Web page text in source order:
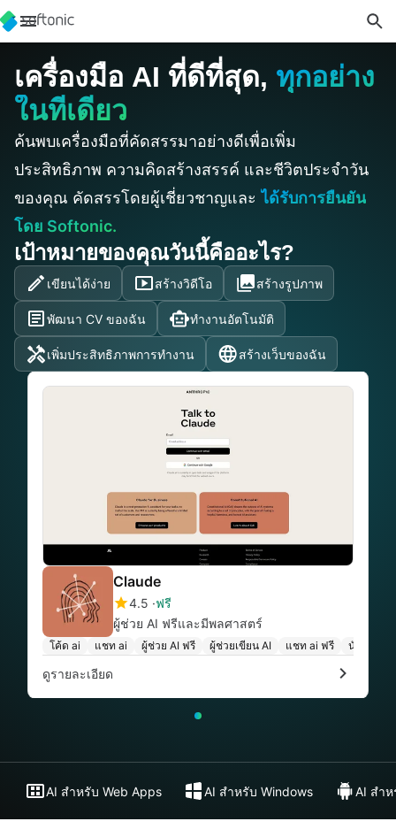
เครื่องมือ AI ที่ดีที่สุด, ทุกอย่าง
ในที่เดียว
ค้นพบเครื่องมือที่คัดสรรมาอย่างดีเพื่อเพิ่ม
ประสิทธิภาพ ความคิดสร้างสรรค์ และชีวิตประจำวัน
ของคุณ คัดสรรโดยผู้เชี่ยวชาญและ ได้รับการยืนยัน
โดย Softonic.
เป้าหมายของคุณวันนี้คืออะไร?
เขียนได้ง่าย สร้างวิดีโอ สร้างรูปภาพ
พัฒนา CV ของฉัน ทำงานอัตโนมัติ
เพิ่มประสิทธิภาพการทำงาน สร้างเว็บของฉัน
Claude
4.5 ฟรี
ผู้ช่วย AI ฟรีและมีพลศาสตร์
โค้ด ai แชท ai ผู้ช่วย AI ฟรี ผู้ช่วยเขียน AI แชท ai ฟรี นักเขียน
ดูรายละเอียด
AI สำหรับ Web Apps AI สำหรับ Windows AI สำ